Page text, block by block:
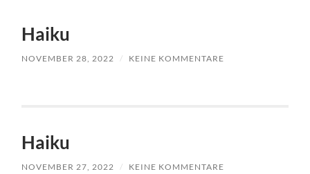
Haiku
NOVEMBER 28, 2022 / KEINE KOMMENTARE
Haiku
NOVEMBER 27, 2022 / KEINE KOMMENTARE